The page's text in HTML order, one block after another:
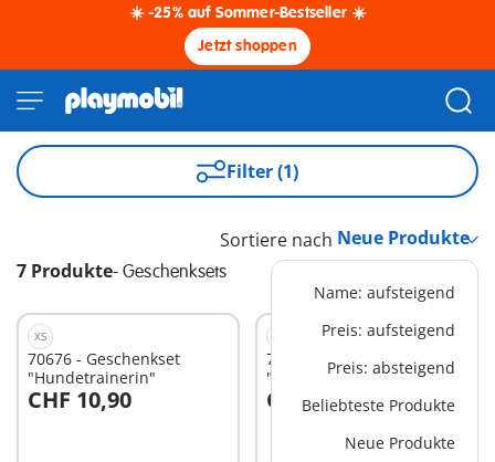
☀️ -25% auf Sommer-Bestseller ☀️
Jetzt shoppen
Filter (1)
7 Produkte- Geschenksets
Sortiere nach
Name: aufsteigend
Preis: aufsteigend
Preis: absteigend
Beliebteste Produkte
Neue Produkte
XS
70676 - Geschenkset
"Hundetrainerin"
CHF 10,90
70675 - Geschenkset
"Kaninchenfütterung"
CHF 9,90
In den Warenkorb